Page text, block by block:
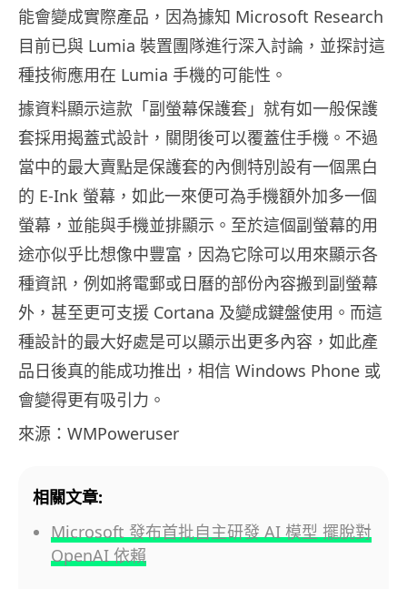
能會變成實際產品，因為據知 Microsoft Research
目前已與 Lumia 裝置團隊進行深入討論，並探討這
種技術應用在 Lumia 手機的可能性。
據資料顯示這款「副螢幕保護套」就有如一般保護
套採用揭蓋式設計，關閉後可以覆蓋住手機。不過
當中的最大賣點是保護套的內側特別設有一個黑白
的 E-Ink 螢幕，如此一來便可為手機額外加多一個
螢幕，並能與手機並排顯示。至於這個副螢幕的用
途亦似乎比想像中豐富，因為它除可以用來顯示各
種資訊，例如將電郵或日曆的部份內容搬到副螢幕
外，甚至更可支援 Cortana 及變成鍵盤使用。而這
種設計的最大好處是可以顯示出更多內容，如此產
品日後真的能成功推出，相信 Windows Phone 或
會變得更有吸引力。
來源：WMPoweruser
相關文章:
Microsoft 發布首批自主研發 AI 模型 擺脫對
OpenAI 依賴